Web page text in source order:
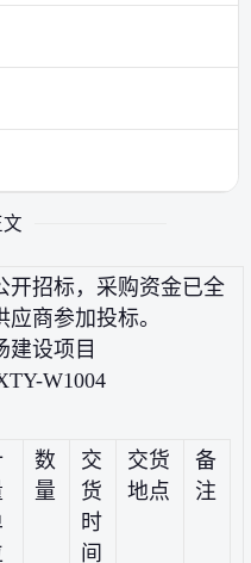
开招标，采购资金已全
商参加投标。
建设项目
W1004
数
量
交
货
时
间
交货
地点
备
注